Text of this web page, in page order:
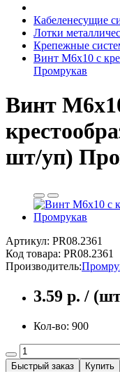
Кабеленесущие
Лотки
Крепежные
Винт М6х10 с
Промрукав
Винт
шт/уп)
Артикул: PR08.2361
Код товара: PR08.2361
Производитель:
3.59 р. /
Кол-во: 900
Быстрый заказ Купить